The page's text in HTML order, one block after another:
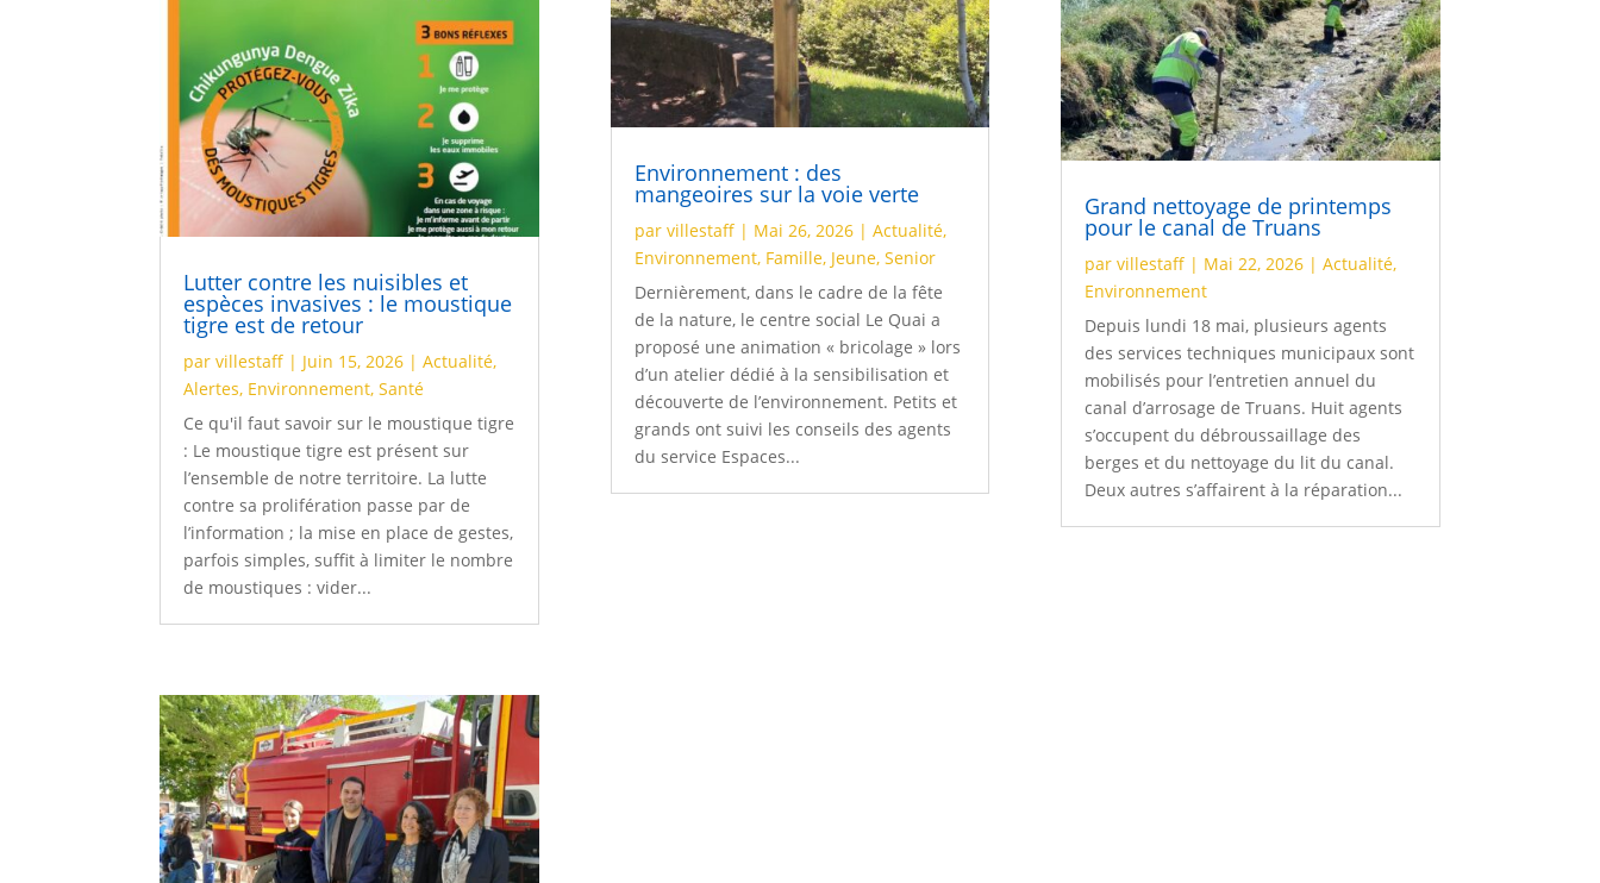
Lutter contre les nuisibles et
espèces invasives : le moustique
tigre est de retour
parvillestaff | Juin 15, 2026 |Actualité,
Alertes, Environnement,Santé
Ce qu'il faut savoir sur le moustique tigre
: Le moustique tigre est présent sur
l’ensemble de notre territoire. La lutte
contre sa prolifération passe par de
l’information ; la mise en place de gestes,
parfois simples, suffit à limiter le nombre
de moustiques : vider...
Environnement : des
mangeoires sur la voie verte
par villestaff| Mai 26, 2026| Actualité,
Environnement, Famille, Jeune, Senior
Dernièrement, dans le cadre de la fête
de la nature, le centre social Le Quai a
proposé une animation « bricolage » lors
d’un atelier dédié à la sensibilisation et
découverte de l’environnement. Petits et
grands ont suivi les conseils des agents
du service Espaces...
Grand nettoyage de printemps
pour le canal de Truans
par villestaff| Mai 22, 2026| Actualité,
Environnement
Depuis lundi 18 mai, plusieurs agents
des services techniques municipaux sont
mobilisés pour l’entretien annuel du
canal d’arrosage de Truans. Huit agents
s’occupent du débroussaillage des
berges et du nettoyage du lit du canal.
Deux autres s’affairent à la réparation...